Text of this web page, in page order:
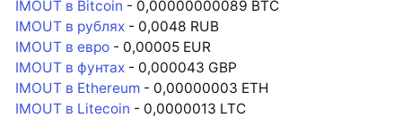
IMOUT в Bitcoin - 0,00000000089 BTC
IMOUT в рублях - 0,0048 RUB
IMOUT в евро - 0,00005 EUR
IMOUT в фунтах - 0,000043 GBP
IMOUT в Ethereum - 0,00000003 ETH
IMOUT в Litecoin - 0,0000013 LTC